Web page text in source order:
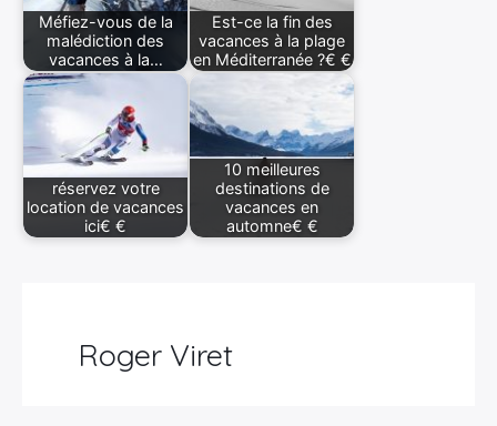
Méfiez-vous de la
malédiction des
vacances à la…
Est-ce la fin des
vacances à la plage
en Méditerranée ?€ €
réservez votre
location de vacances
ici€ €
10 meilleures
destinations de
vacances en
automne€ €
Roger Viret